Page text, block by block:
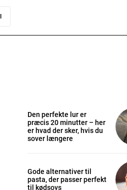
Den perfekte lur er
præcis 20 minutter – her
er hvad der sker, hvis du
sover længere
Gode alternativer til
pasta, der passer perfekt
til kødsovs